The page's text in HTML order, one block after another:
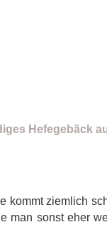
kommt ziemlich
man sonst eher